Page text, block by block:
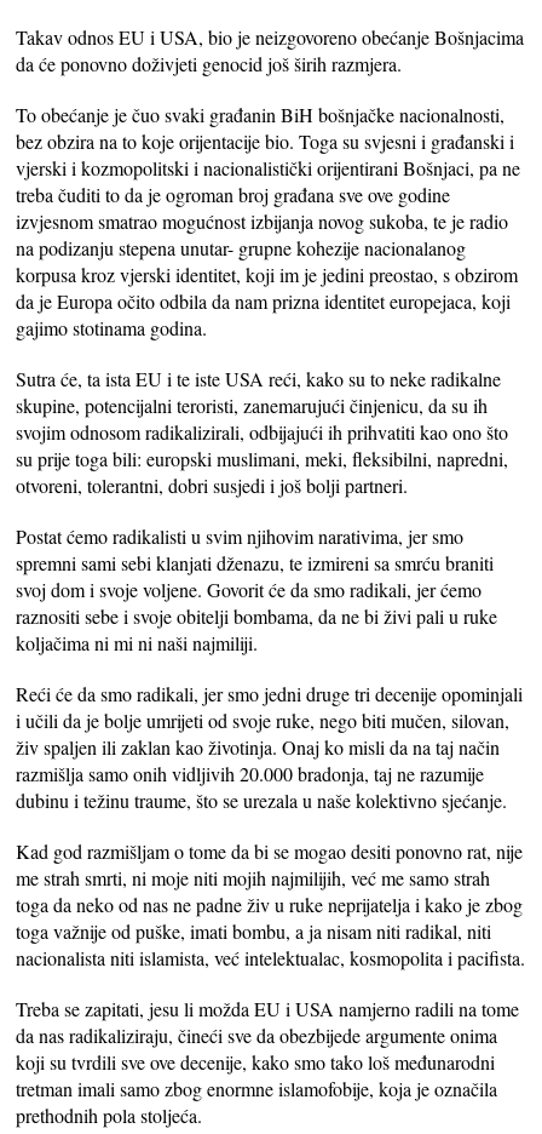
Takav odnos EU i USA, bio je neizgovoreno obećanje Bošnjacima
da će ponovno doživjeti genocid još širih razmjera.
To obećanje je čuo svaki građanin BiH bošnjačke nacionalnosti,
bez obzira na to koje orijentacije bio. Toga su svjesni i građanski i
vjerski i kozmopolitski i nacionalistički orijentirani Bošnjaci, pa ne
treba čuditi to da je ogroman broj građana sve ove godine
izvjesnom smatrao mogućnost izbijanja novog sukoba, te je radio
na podizanju stepena unutar- grupne kohezije nacionalanog
korpusa kroz vjerski identitet, koji im je jedini preostao, s obzirom
da je Europa očito odbila da nam prizna identitet europejaca, koji
gajimo stotinama godina.
Sutra će, ta ista EU i te iste USA reći, kako su to neke radikalne
skupine, potencijalni teroristi, zanemarujući činjenicu, da su ih
svojim odnosom radikalizirali, odbijajući ih prihvatiti kao ono što
su prije toga bili: europski muslimani, meki, fleksibilni, napredni,
otvoreni, tolerantni, dobri susjedi i još bolji partneri.
Postat ćemo radikalisti u svim njihovim narativima, jer smo
spremni sami sebi klanjati dženazu, te izmireni sa smrću braniti
svoj dom i svoje voljene. Govorit će da smo radikali, jer ćemo
raznositi sebe i svoje obitelji bombama, da ne bi živi pali u ruke
koljačima ni mi ni naši najmiliji.
Reći će da smo radikali, jer smo jedni druge tri decenije opominjali
i učili da je bolje umrijeti od svoje ruke, nego biti mučen, silovan,
živ spaljen ili zaklan kao životinja. Onaj ko misli da na taj način
razmišlja samo onih vidljivih 20.000 bradonja, taj ne razumije
dubinu i težinu traume, što se urezala u naše kolektivno sjećanje.
Kad god razmišljam o tome da bi se mogao desiti ponovno rat, nije
me strah smrti, ni moje niti mojih najmilijih, već me samo strah
toga da neko od nas ne padne živ u ruke neprijatelja i kako je zbog
toga važnije od puške, imati bombu, a ja nisam niti radikal, niti
nacionalista niti islamista, već intelektualac, kosmopolita i pacifista.
Treba se zapitati, jesu li možda EU i USA namjerno radili na tome
da nas radikaliziraju, čineći sve da obezbijede argumente onima
koji su tvrdili sve ove decenije, kako smo tako loš međunarodni
tretman imali samo zbog enormne islamofobije, koja je označila
prethodnih pola stoljeća.